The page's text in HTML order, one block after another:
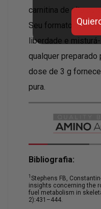
carnitina de alta
Seu formato
liberdade e
qualquer preparado
dose de 3 g
pura.
Bibliografia:
1 Stephens FB,
insights concerning the
fuel metabolism in
2):431–444.